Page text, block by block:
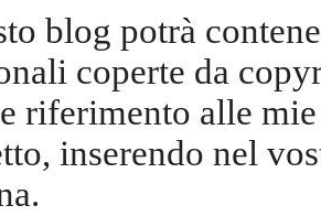
blog potrà
coperte da
riferimento alle
inserendo nel